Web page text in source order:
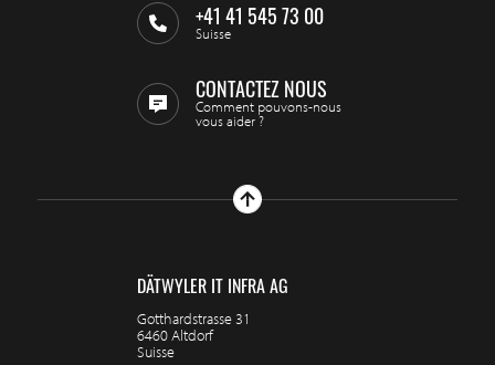
+41 41 545 73 00
Suisse
CONTACTEZ NOUS
Comment pouvons-nous
vous aider ?
DÄTWYLER IT INFRA AG
Gotthardstrasse 31
6460 Altdorf
Suisse